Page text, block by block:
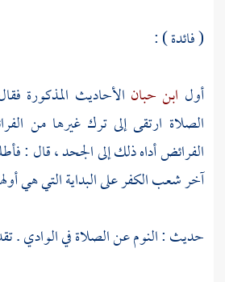
( فائدة ) :
أول ابن حبان الأحاديث المذكورة
الصلاة ارتقى إلى ترك غيرها من
الفرائض أداه ذلك إلى الجحد ، قال :
آخر شعب الكفر على البداية التي هي
حديث : النوم عن الصلاة في الوادي .